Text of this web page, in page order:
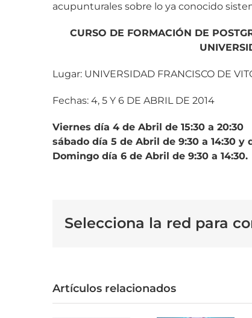
acupunturales sobre lo ya conocido
CURSO DE FORMACIÓN DE
Lugar: UNIVERSIDAD FRANCISCO DE
Fechas: 4, 5 Y 6 DE ABRIL DE 2014
Viernes día 4 de Abril de 15:30 a 20:30
sábado día 5 de Abril de 9:30 a 14:30 y
Domingo día 6 de Abril de 9:30 a 14:30.
Selecciona la red para
Artículos relacionados